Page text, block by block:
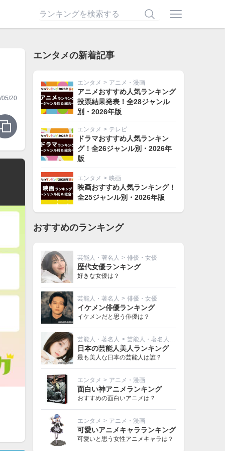
05/20
エンタメの新着記事
エンタメ > アニメ・漫画
アニメおすすめ人気ランキング
投票結果発表！全28ジャンル
別・2026年版
エンタメ > テレビ
ドラマおすすめ人気ランキン
グ！全26ジャンル別・2026年
版
エンタメ > 映画
映画おすすめ人気ランキング！
全25ジャンル別・2026年版
おすすめのランキング
芸能人・著名人 > 俳優・女優
歴代女優ランキング
好きな女優は？
芸能人・著名人 > 俳優・女優
イケメン俳優ランキング
イケメンだと思う俳優は？
芸能人・著名人 > 芸能人・著名人その他
日本の芸能人美人ランキング
最も美人な日本の芸能人は誰？
エンタメ > アニメ・漫画
面白い神アニメランキング
おすすめの面白いアニメは？
エンタメ > アニメ・漫画
可愛いアニメキャラランキング
可愛いと思う女性アニメキャラは？